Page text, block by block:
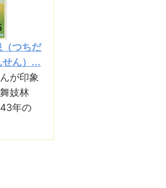
つちだ
せん）...
が印象
妓林
年の